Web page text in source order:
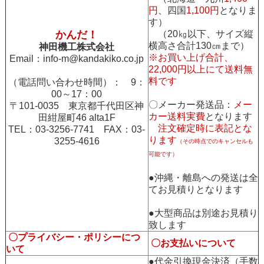
かんだ！
神田機工株式会社
Email： info-m@kandakiko.co.jp
（電話問い合わせ時間）： 9：
00～17：00
〒101-0035 東京都千代田区神
田紺屋町46 alta1F
TEL：03-3256-7741 FAX：03-
3255-4616
円
、四国 1,100円 となりま
す）
（20㎏以下、サイズ縦
横高さ合計130㎝まで）
※お買い上げ合計、
22,000円以上にて送料無
料です
〇メーカー発送品：
メー
カー送料実費となります
注文確定時に表記とな
ります （その時点でのキャンセルも
可能です）
●沖縄・離島への発送は全
てお見積りとなります
●大型商品は別途お見積り
致します
〇プライバシー・ポリシーにつ
いて
〇お支払いについて
●代金引換現金決済（手数